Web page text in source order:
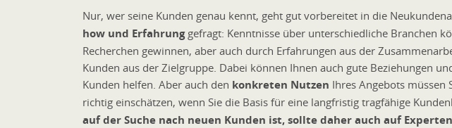
Nur, wer seine Kunden genau kennt, geht gut vorbereitet in die
how und Erfahrung gefragt: Kenntnisse über unterschiedliche Branchen
Recherchen gewinnen, aber auch durch Erfahrungen aus der
Kunden aus der Zielgruppe. Dabei können Ihnen auch gute Beziehungen
Kunden helfen. Aber auch den konkreten Nutzen Ihres Angebots müssen
richtig einschätzen, wenn Sie die Basis für eine langfristig tragfähige
auf der Suche nach neuen Kunden ist, sollte daher auch auf